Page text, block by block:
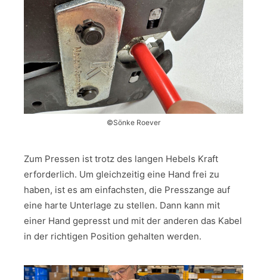
©Sönke Roever
Zum Pressen ist trotz des langen Hebels Kraft
erforderlich. Um gleichzeitig eine Hand frei zu
haben, ist es am einfachsten, die Presszange auf
eine harte Unterlage zu stellen. Dann kann mit
einer Hand gepresst und mit der anderen das Kabel
in der richtigen Position gehalten werden.